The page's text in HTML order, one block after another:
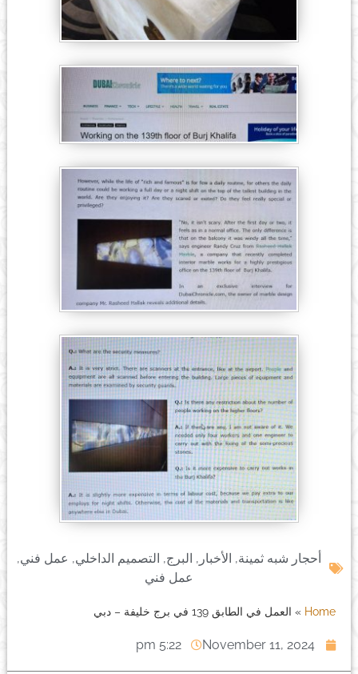
أحجار شبه ثمينة, الأخبار , البرج, التصميم الداخلي, عمل فني,
عمل فني
Home
» العمل في الطابق 139 في برج خليفة – دبي
November 11, 2024
5:22 pm